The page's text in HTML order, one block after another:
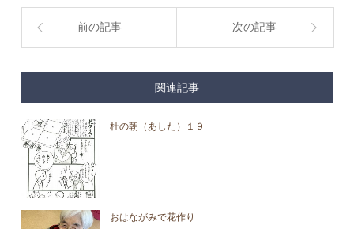
前の記事 次の記事
関連記事
杜の朝（あした）１９
おはながみで花作り